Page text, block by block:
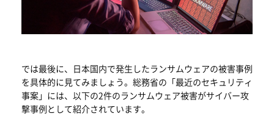
では最後に、日本国内で発生したランサムウェアの被害事例
を具体的に見てみましょう。総務省の「最近のセキュリティ
事案」には、以下の2件のランサムウェア被害がサイバー攻
撃事例として紹介されています。